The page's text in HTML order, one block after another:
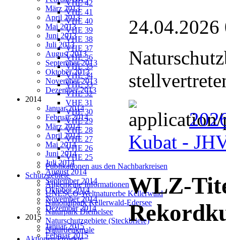
VHE 42
VHE 41
VHE 40
VHE 39
VHE 38
VHE 37
VHE 36
VHE 35
VHE 34
VHE 33
VHE 32
VHE 31
VHE 30
VHE 29
VHE 28
VHE 27
VHE 26
VHE 25
Publikationen aus den Nachbarkreisen
Schutzgebiete
Allgemeine Informationen
UNESCO-Weltnaturerbe Kellerwald
Nationalpark Kellerwald-Edersee
Naturpark Diemelsee
Naturschutzgebiete (Steckbriefe)
Naturdenkmale
März 2013
April 2013
Mai 2013
Juni 2013
Juli 2013
August 2013
September 2013
Oktober 2013
November 2013
Dezember 2013
2014
Januar 2014
Februar 2014
März 2014
April 2014
Mai 2014
Juni 2014
Juli 2014
August 2014
September 2014
Oktober 2014
November 2014
Dezember 2014
2015
Januar 2015
Februar 2015
24.04.2026
Kubat -
WLZ-